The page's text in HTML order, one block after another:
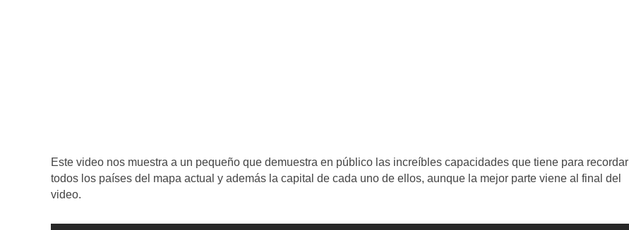
Este video nos muestra a un pequeño que demuestra en público las increíbles capacidades que tiene para recordar
todos los países del mapa actual y además la capital de cada uno de ellos, aunque la mejor parte viene al final del
video.